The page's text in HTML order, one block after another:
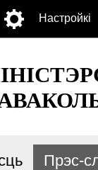
Настройкі
Прэс-